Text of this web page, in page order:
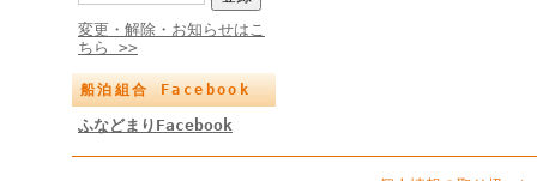
変更・解除・お知らせはこ
ちら >>
船泊組合 Facebook
ふなどまりFacebook